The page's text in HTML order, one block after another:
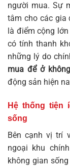
người mua. Sự
tâm cho các gia
là điểm cộng
có tính thanh
những lý do
mua để ở không
động sản hiện
Hệ thống tiện
sống
Bên cạnh vị trí
ngoại khu
không gian